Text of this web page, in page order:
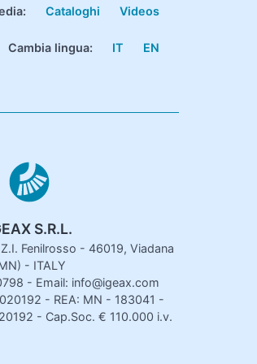
Cataloghi Videos
Cambia lingua: IT EN
S.R.L.
Fenilrosso - 46019, Viadana
- ITALY
- Email: info@igeax.com
- REA: MN - 183041 -
- Cap.Soc. € 110.000 i.v.